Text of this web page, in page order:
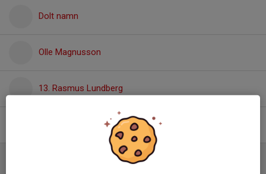
Dolt namn
Olle Magnusson
13. Rasmus Lundberg
Robin Follin Appeltoft